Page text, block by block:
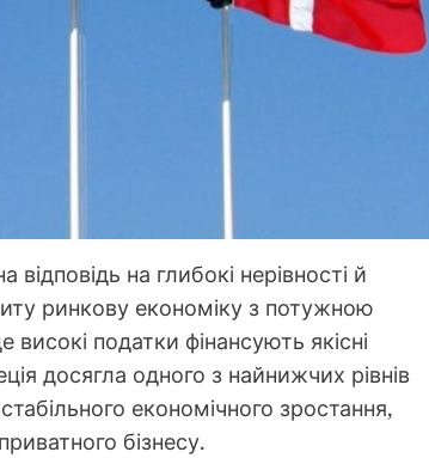
на глибокі нерівності й
ринкову економіку з потужною
податки фінансують якісні
досягла одного з найнижчих рівнів
стабільного економічного зростання,
бізнесу.